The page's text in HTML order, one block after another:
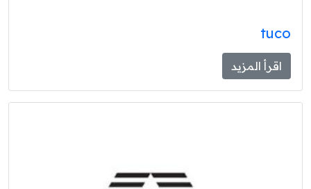
tuco
اقرأ المزيد